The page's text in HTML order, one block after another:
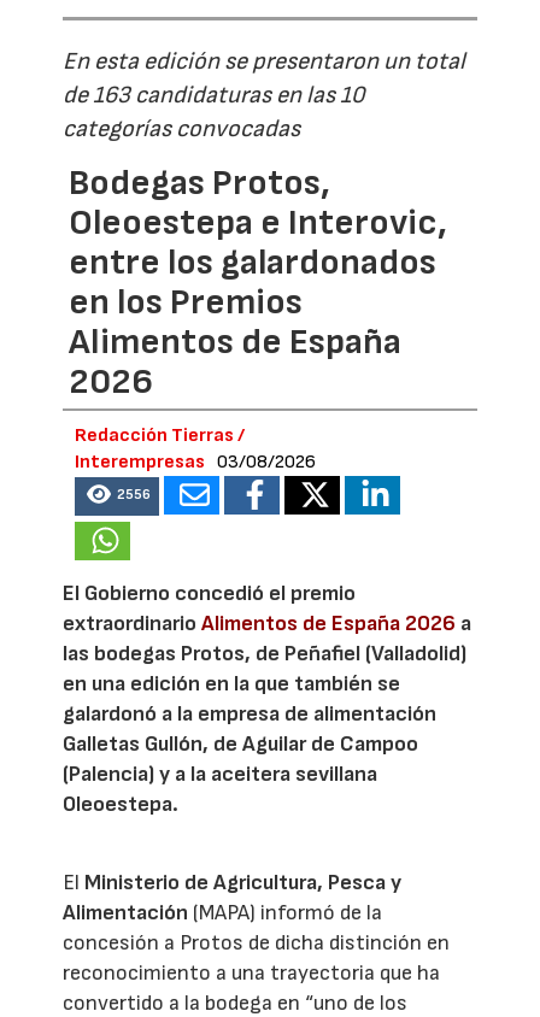
En esta edición se presentaron un total
de 163 candidaturas en las 10
categorías convocadas
Bodegas Protos,
Oleoestepa e Interovic,
entre los galardonados
en los Premios
Alimentos de España
2026
Redacción Tierras /
Interempresas
03/08/2026
2556
El Gobierno concedió el premio
extraordinarioAlimentos de España 2026 a
las bodegas Protos, de Peñafiel (Valladolid)
en una edición en la que también se
galardonó a la empresa de alimentación
Galletas Gullón, de Aguilar de Campoo
(Palencia) y a la aceitera sevillana
Oleoestepa.
El Ministerio de Agricultura, Pesca y
Alimentación (MAPA) informó de la
concesión a Protos de dicha distinción en
reconocimiento a una trayectoria que ha
convertido a la bodega en “uno de los